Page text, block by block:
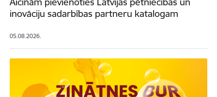
inovāciju sadarbības partneru katalogam
05.08.2026.